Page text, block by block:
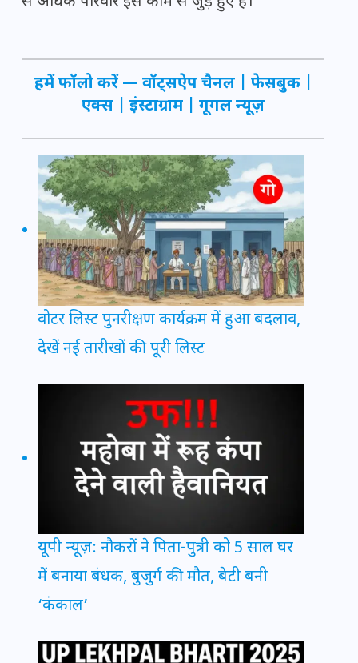
हमें फॉलो करें — वॉट्सऐप चैनल फेसबुक
एक्स
इंस्टाग्राम गूगल न्यूज़
वोटर लिस्ट पुनरीक्षण कार्यक्रम में हुआ बदलाव,
देखें नई तारीखों की पूरी लिस्ट
यूपी न्यूज़: नौकरों ने पिता-पुत्री को 5 साल घर
में बनाया बंधक, बुजुर्ग की मौत, बेटी बनी
‘कंकाल’